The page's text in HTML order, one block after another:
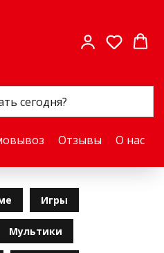
Отзывы О нас
Игры
Мультики